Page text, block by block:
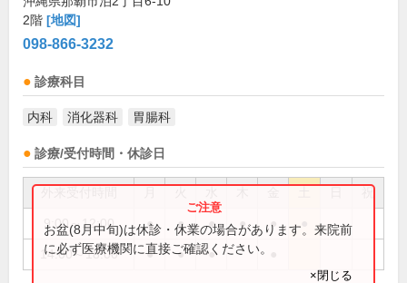
2階 [地図]
098-866-3232
診療科目
内科 消化器科 胃腸科
診療/受付時間・休診日
祝
9:00～12:00 ● ● ● ● ●
14:00～18:00 ● ● ●
お盆(8月中旬)は休診・休業の場合があります。来院前
に必ず医療機関に直接ご確認ください。
×閉じる